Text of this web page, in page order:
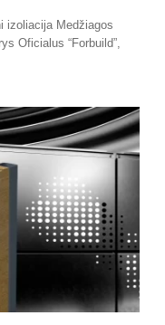
izoliacija Medžiagos
Oficialus “Forbuild”,